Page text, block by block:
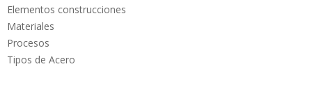
Elementos construcciones
Materiales
Procesos
Tipos de Acero